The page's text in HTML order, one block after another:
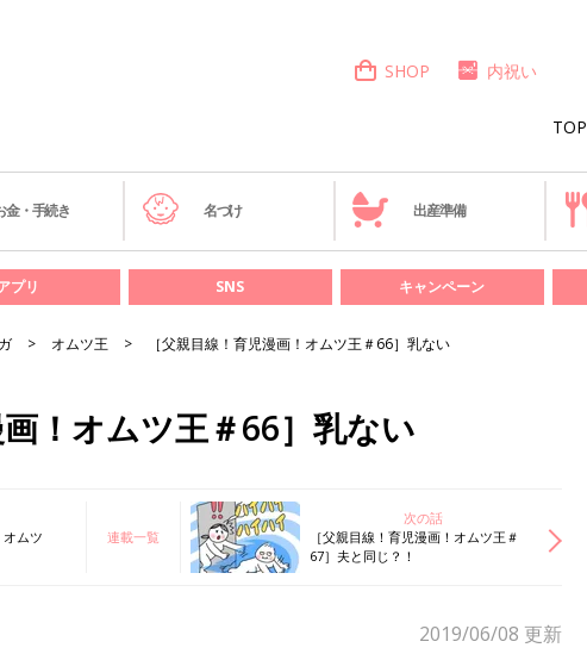
TOP
SHOP 内祝い
金・手続き 名づけ 出産準備
プリ SNS キャンペーン
オムツ王 ［父親目線！育児漫画！オムツ王＃66］乳ない
画！オムツ王＃66］乳ない
オムツ
連載一覧
次の話
［父親目線！育児漫画！オムツ王＃
67］夫と同じ？！
2019/06/08 更新